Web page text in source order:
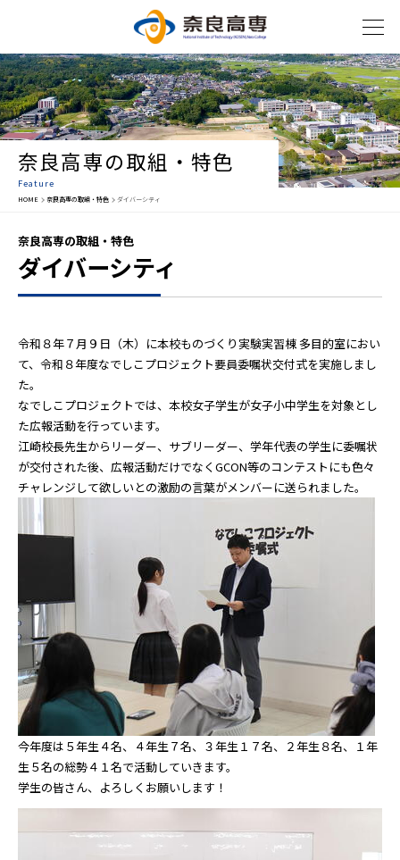
奈良高専の取組・特色
Feature
HOME 奈良高専の取組・特色 ダイバーシティ
奈良高専の取組・特色
ダイバーシティ
令和８年７月９日（木）に本校ものづくり実験実習棟 多目的室におい
て、令和８年度なでしこプロジェクト要員委嘱状交付式を実施しまし
た。
なでしこプロジェクトでは、本校女子学生が女子小中学生を対象とし
た広報活動を行っています。
江崎校長先生からリーダー、サブリーダー、学年代表の学生に委嘱状
が交付された後、広報活動だけでなくGCON等のコンテストにも色々
チャレンジして欲しいとの激励の言葉がメンバーに送られました。
今年度は５年生４名、４年生７名、３年生１７名、２年生８名、１年
生５名の総勢４１名で活動していきます。
学生の皆さん、よろしくお願いします！